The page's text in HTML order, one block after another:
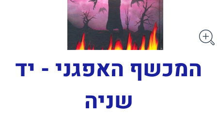
המכשף האפגני - יד
שניה